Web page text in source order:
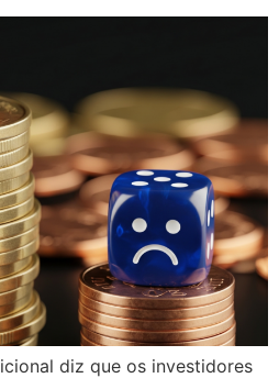
diz que os investidores